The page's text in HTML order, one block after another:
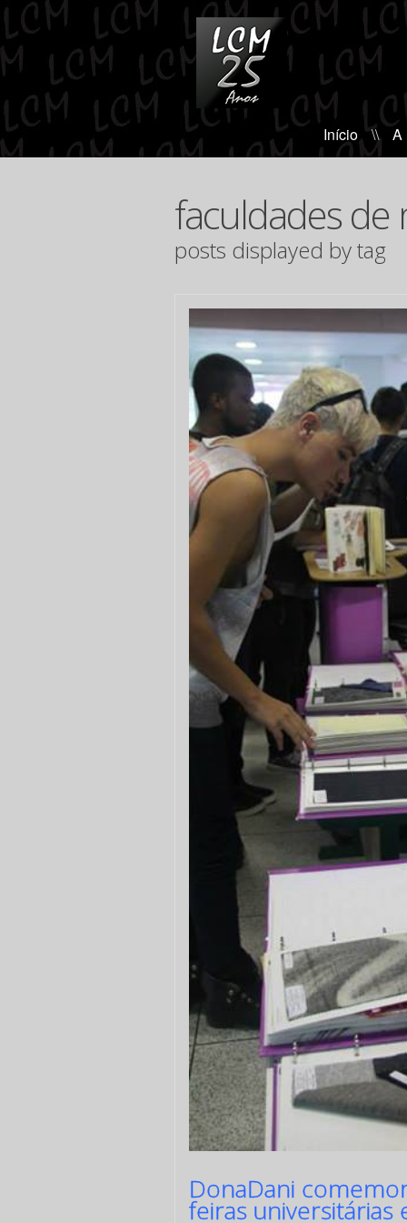
Início \\ A
faculdades de
posts displayed by tag
DonaDani
feiras